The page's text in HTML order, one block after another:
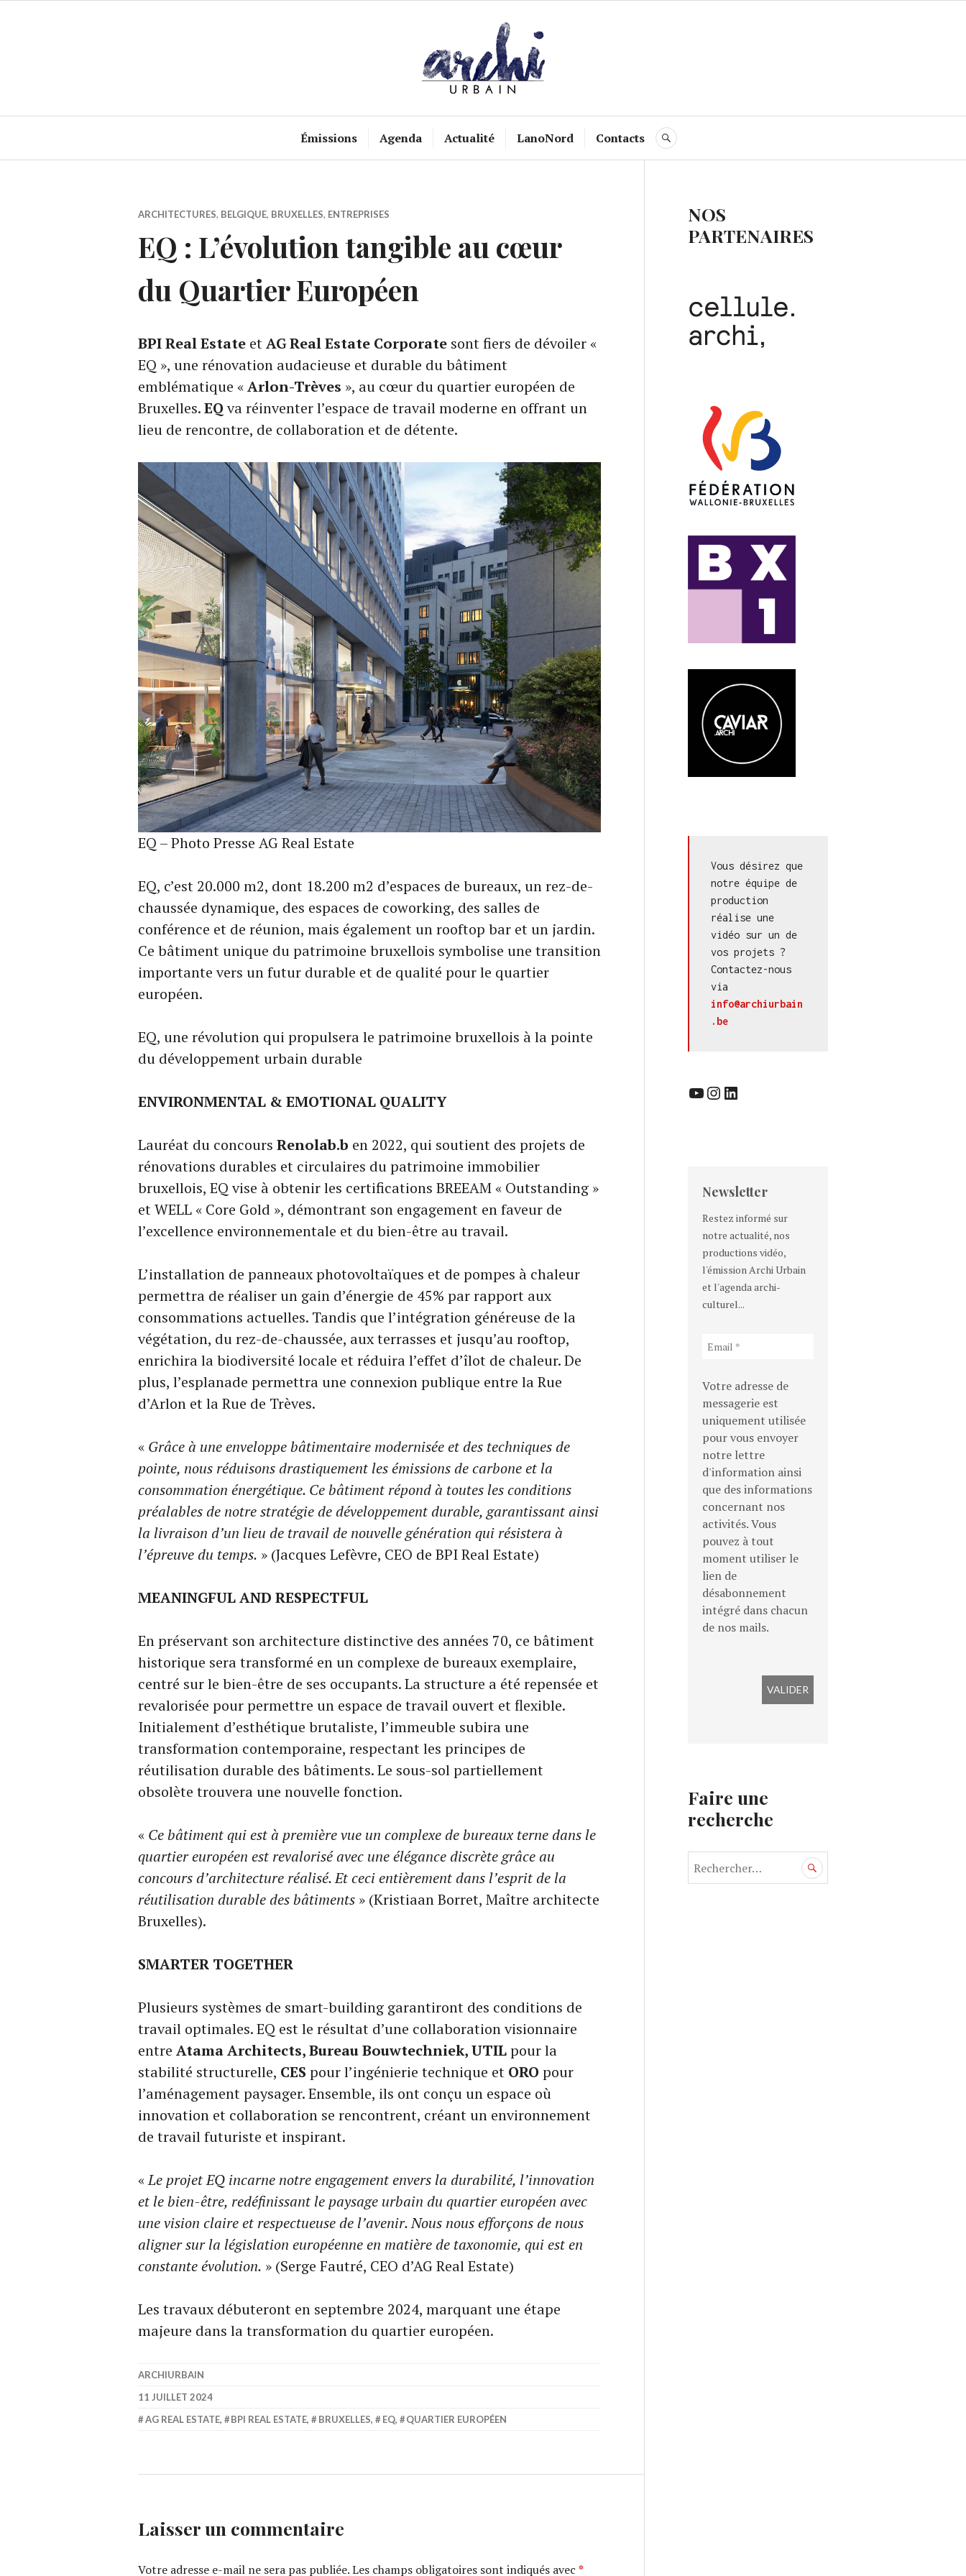
Émissions Agenda Actualité LanoNord Contacts RECHERCHE
ARCHITECTURES, BELGIQUE, BRUXELLES, ENTREPRISES
EQ : L’évolution tangible au cœur
du Quartier Européen
BPI Real Estate etAG Real Estate Corporate sont fiers de dévoiler «
EQ », une rénovation audacieuse et durable du bâtiment
emblématique «Arlon-Trèves », au cœur du quartier européen de
Bruxelles.EQva réinventer l’espace de travail moderne en offrant un
lieu de rencontre, de collaboration et de détente.
EQ – Photo Presse AG Real Estate
EQ, c’est 20.000 m2, dont 18.200 m2 d’espaces de bureaux, un rez-de-
chaussée dynamique, des espaces de coworking, des salles de
conférence et de réunion, mais également un rooftop bar et un jardin.
Ce bâtiment unique du patrimoine bruxellois symbolise une transition
importante vers un futur durable et de qualité pour le quartier
européen.
EQ, une révolution qui propulsera le patrimoine bruxellois à la pointe
du développement urbain durable
ENVIRONMENTAL & EMOTIONAL QUALITY
Lauréat du concours Renolab.b en 2022, qui soutient des projets de
rénovations durables et circulaires du patrimoine immobilier
bruxellois, EQ vise à obtenir les certifications BREEAM « Outstanding »
et WELL « Core Gold », démontrant son engagement en faveur de
l’excellence environnementale et du bien-être au travail.
L’installation de panneaux photovoltaïques et de pompes à chaleur
permettra de réaliser un gain d’énergie de 45% par rapport aux
consommations actuelles. Tandis que l’intégration généreuse de la
végétation, du rez-de-chaussée, aux terrasses et jusqu’au rooftop,
enrichira la biodiversité locale et réduira l’effet d’îlot de chaleur. De
plus, l’esplanade permettra une connexion publique entre la Rue
d’Arlon et la Rue de Trèves.
« Grâce à une enveloppe bâtimentaire modernisée et des techniques de
pointe, nous réduisons drastiquement les émissions de carbone et la
consommation énergétique. Ce bâtiment répond à toutes les conditions
préalables de notre stratégie de développement durable, garantissant ainsi
la livraison d’un lieu de travail de nouvelle génération qui résistera à
l’épreuve du temps. » (Jacques Lefèvre, CEO de BPI Real Estate)
MEANINGFUL AND RESPECTFUL
En préservant son architecture distinctive des années 70, ce bâtiment
historique sera transformé en un complexe de bureaux exemplaire,
centré sur le bien-être de ses occupants. La structure a été repensée et
revalorisée pour permettre un espace de travail ouvert et flexible.
Initialement d’esthétique brutaliste, l’immeuble subira une
transformation contemporaine, respectant les principes de
réutilisation durable des bâtiments. Le sous-sol partiellement
obsolète trouvera une nouvelle fonction.
« Ce bâtiment qui est à première vue un complexe de bureaux terne dans le
quartier européen est revalorisé avec une élégance discrète grâce au
concours d’architecture réalisé. Et ceci entièrement dans l’esprit de la
réutilisation durable des bâtiments » (Kristiaan Borret, Maître architecte
Bruxelles).
SMARTER TOGETHER
Plusieurs systèmes de smart-building garantiront des conditions de
travail optimales. EQ est le résultat d’une collaboration visionnaire
entre Atama Architects, Bureau Bouwtechniek, UTILpour la
stabilité structurelle, CES pour l’ingénierie technique et ORO pour
l’aménagement paysager. Ensemble, ils ont conçu un espace où
innovation et collaboration se rencontrent, créant un environnement
de travail futuriste et inspirant.
«Le projet EQ incarne notre engagement envers la durabilité, l’innovation
et le bien-être, redéfinissant le paysage urbain du quartier européen avec
une vision claire et respectueuse de l’avenir. Nous nous efforçons de nous
aligner sur la législation européenne en matière de taxonomie, qui est en
constante évolution. » (Serge Fautré, CEO d’AG Real Estate)
Les travaux débuteront en septembre 2024, marquant une étape
majeure dans la transformation du quartier européen.
ARCHIURBAIN
11 JUILLET 2024
AG REAL ESTATE, BPI REAL ESTATE, BRUXELLES, EQ, QUARTIER EUROPÉEN
Laisser un commentaire
Votre adresse e-mail ne sera pas publiée.Les champs obligatoires sont indiqués avec *
NOS
PARTENAIRES
Vous désirez que
notre équipe de
production
réalise une
vidéo sur un de
vos projets ?
Contactez-nous
info@archiurbain
.be
YouTube InstagramLinkedIn
Newsletter
Restez informé sur
notre actualité, nos
productions vidéo,
l'émission Archi Urbain
et l'agenda archi-
culturel...
Votre adresse de
messagerie est
uniquement utilisée
pour vous envoyer
notre lettre
d'information ainsi
que des informations
concernant nos
activités. Vous
pouvez à tout
moment utiliser le
lien de
désabonnement
intégré dans chacun
de nos mails.
Faire une
recherche